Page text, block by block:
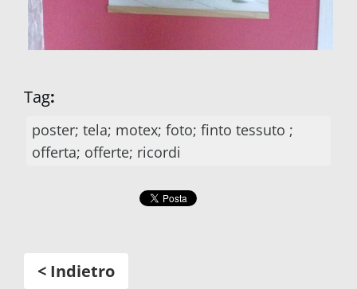
Tag:
poster; tela; motex; foto; finto tessuto ;
offerta; offerte; ricordi
< Indietro